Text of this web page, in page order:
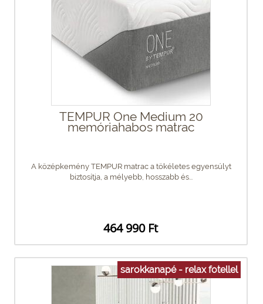
TEMPUR One Medium 20
memóriahabos matrac
A középkemény TEMPUR matrac a tökéletes egyensúlyt
biztosítja, a mélyebb, hosszabb és...
464 990 Ft
sarokkanapé - relax fotellel